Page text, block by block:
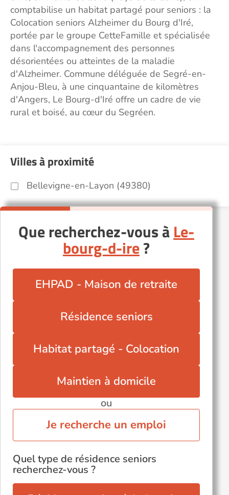
comptabilise un habitat partagé pour seniors : la
Colocation seniors Alzheimer du Bourg d'Iré,
portée par le groupe CetteFamille et spécialisée
dans l'accompagnement des personnes
désorientées ou atteintes de la maladie
d'Alzheimer. Commune déléguée de Segré-en-
Anjou-Bleu, à une cinquantaine de kilomètres
d'Angers, Le Bourg-d'Iré offre un cadre de vie
rural et boisé, au cœur du Segréen.
Villes à proximité
Bellevigne-en-Layon (49380)
Que recherchez-vous àLe-
bourg-d-ire?
EHPAD - Maison de retraite
Résidence seniors
Habitat partagé - Colocation
Maintien à domicile
ou
Je recherche un emploi
Quel type de résidence seniors
recherchez-vous ?